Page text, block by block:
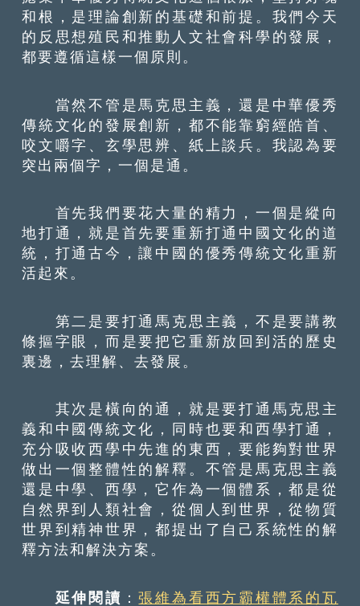
和根，是理論創新的基礎和前提。我們今天
的反思想殖民和推動人文社會科學的發展，
都要遵循這樣一個原則。
當然不管是馬克思主義，還是中華優秀
傳統文化的發展創新，都不能靠窮經皓首、
咬文嚼字、玄學思辨、紙上談兵。我認為要
突出兩個字，一個是通。
首先我們要花大量的精力，一個是縱向
地打通，就是首先要重新打通中國文化的道
統，打通古今，讓中國的優秀傳統文化重新
活起來。
第二是要打通馬克思主義，不是要講教
條摳字眼，而是要把它重新放回到活的歷史
裏邊，去理解、去發展。
其次是橫向的通，就是要打通馬克思主
義和中國傳統文化，同時也要和西學打通，
充分吸收西學中先進的東西，要能夠對世界
做出一個整體性的解釋。不管是馬克思主義
還是中學、西學，它作為一個體系，都是從
自然界到人類社會，從個人到世界，從物質
世界到精神世界，都提出了自己系統性的解
釋方法和解決方案。
延伸閱讀 ：張維為看西方霸權體系的瓦